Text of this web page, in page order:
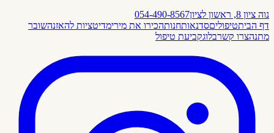
נוה ציון 8, ראשון לציון
054-490-8567
דף הביתטיפוליםסדנאותחנותהכירו את מירימדיטציות להאזנהשובר
מתנהצרו קשרבלוגקביעת טיפול